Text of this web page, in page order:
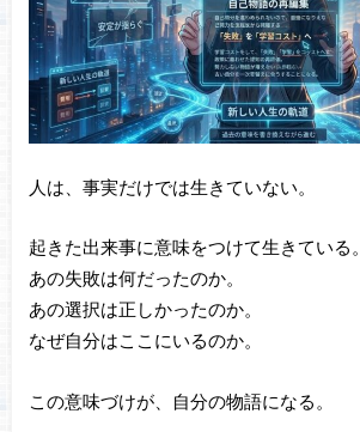
人は、事実だけでは生きていない。
起きた出来事に意味をつけて生きている。
あの失敗は何だったのか。
あの選択は正しかったのか。
なぜ自分はここにいるのか。
この意味づけが、自分の物語になる。